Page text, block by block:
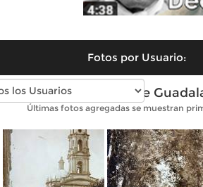
Fotos por Usuario:
Fotos antiguas de
Últimas fotos agregadas se muestran